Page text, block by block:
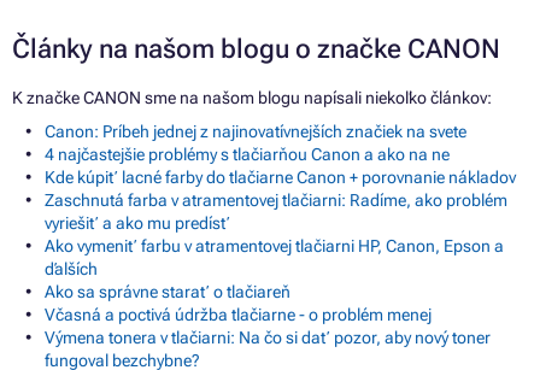
Články na našom blogu o značke CANON
K značke CANON sme na našom blogu napísali niekoľko článkov:
Canon: Príbeh jednej z najinovatívnejších značiek na svete
4 najčastejšie problémy s tlačiarňou Canon a ako na ne
Kde kúpiť lacné farby do tlačiarne Canon + porovnanie nákladov
Zaschnutá farba v atramentovej tlačiarni: Radíme, ako problém
vyriešiť a ako mu predísť
Ako vymeniť farbu v atramentovej tlačiarni HP, Canon, Epson a
ďalších
Ako sa správne starať o tlačiareň
Včasná a poctivá údržba tlačiarne - o problém menej
Výmena tonera v tlačiarni: Na čo si dať pozor, aby nový toner
fungoval bezchybne?